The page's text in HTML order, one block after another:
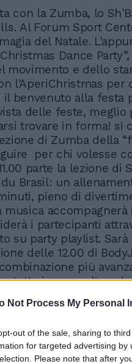
Not Process My Personal
out of the sale, sharing to
for targeted advertising
Please note that after
con la Zumba, lo
Al Forum Sport
del Natale.
Dance
movimento e dello
l'AperiChristmas per
benvenuto alla festa
delle feste, meglio
trovare in forma! si
di Zumba della
per chi volesse
parte la lezione di
Brasil: un
pieno di
musica
i partecipanti
su party playlist. Sarà
delle 12.00 di
più
tutto in una volta
con tutti i
le nuove release di
Info e contatti: